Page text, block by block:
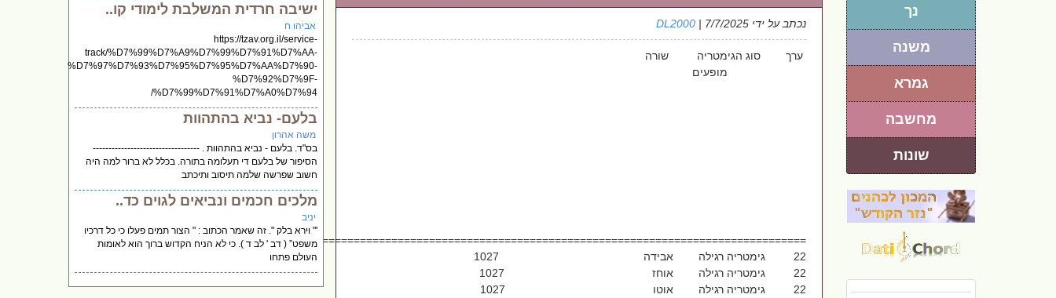
נך
משנה
גמרא
מחשבה
שונות
נכתב על ידי DL2000 | 7/7/2025
ערך סוג הגימטריה שורה
מופעים
====================================================================================================
22 גימטריה רגילה אבידה 1027
22 גימטריה רגילה אוחז 1027
22 גימטריה רגילה אוטו 1027
ישיבה חרדית המשלבת לימודי קו..
אביהו ח
https://tzav.org.il/service-
track/%D7%99%D7%A9%D7%99%D7%91%D7%AA-
%D7%97%D7%93%D7%95%D7%95%D7%AA%D7%90-
%D7%92%D7%9F-
%D7%99%D7%91%D7%A0%D7%94/
בלעם- נביא בהתהוות
משה אהרון
בס"ד. בלעם - נביא בהתהוות . ----------------------------------
הסיפור של בלעם די תעלומה בתורה. בכלל לא ברור למה היה
חשוב שפרשה שלמה תיסוב ותיכתב
מלכים חכמים ונביאים לגוים כד..
יניב
'" וירא בלק ". זה שאמר הכתוב : " הצור תמים פעלו כי כל דרכיו
משפט” ( דב ' לב ד ). כי לא הניח הקדוש ברוך הוא לאומות
העולם פתחו